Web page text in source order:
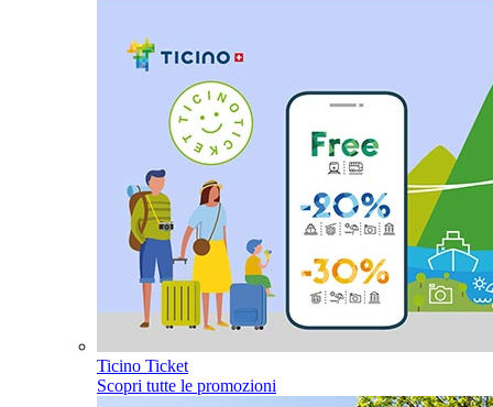
Ticino Ticket
Scopri tutte le promozioni